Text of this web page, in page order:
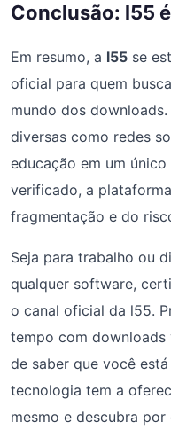
Conclusão: l55
Em resumo, a l55 se
oficial para quem
mundo dos
diversas como redes
educação em um
verificado, a
fragmentação e do
Seja para trabalho ou
qualquer software,
o canal oficial da l55.
tempo com downloads
de saber que você
tecnologia tem a
mesmo e descubra